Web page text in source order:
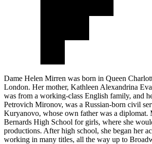
Dame Helen Mirren was born in Queen
London. Her mother, Kathleen Alexandrina
was from a working-class English family, and
Petrovich Mironov, was a Russian-born civil
Kuryanovo, whose own father was a diplomat.
Bernards High School for girls, where she
productions. After high school, she began her
working in many titles, all the way up to